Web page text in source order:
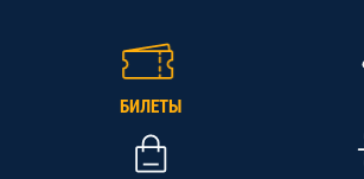
БИЛЕТЫ